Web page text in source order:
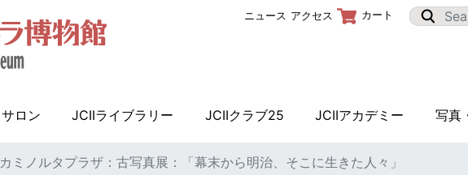
ロン JCIIライブラリー JCIIクラブ25 JCIIアカデミー 写真
ニュース アクセス カート
ミノルタプラザ：古写真展：「幕末から明治、そこに生きた人々」